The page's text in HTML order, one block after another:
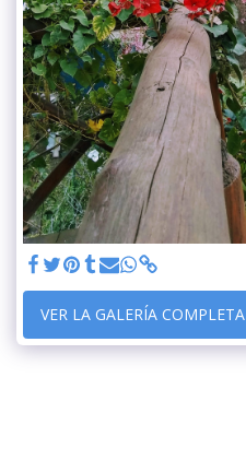
VER LA GALERÍA COMPLETA